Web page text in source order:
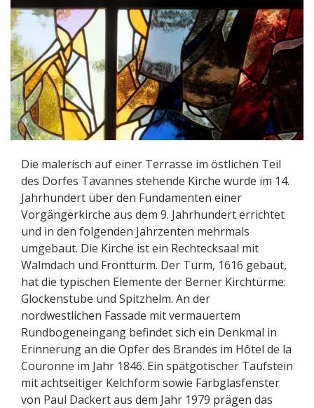
Die malerisch auf einer Terrasse im östlichen Teil
des Dorfes Tavannes stehende Kirche wurde im 14.
Jahrhundert über den Fundamenten einer
Vorgängerkirche aus dem 9. Jahrhundert errichtet
und in den folgenden Jahrzenten mehrmals
umgebaut. Die Kirche ist ein Rechtecksaal mit
Walmdach und Frontturm. Der Turm, 1616 gebaut,
hat die typischen Elemente der Berner Kirchtürme:
Glockenstube und Spitzhelm. An der
nordwestlichen Fassade mit vermauertem
Rundbogeneingang befindet sich ein Denkmal in
Erinnerung an die Opfer des Brandes im Hôtel de la
Couronne im Jahr 1846. Ein spätgotischer Taufstein
mit achtseitiger Kelchform sowie Farbglasfenster
von Paul Dackert aus dem Jahr 1979 prägen das